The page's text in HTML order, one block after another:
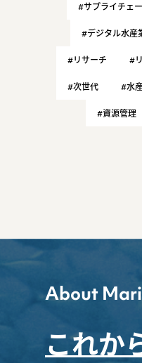
#サプライチェ
#デジタル水産
#リサーチ #
#次世代 #水
#資源管理
About
これか